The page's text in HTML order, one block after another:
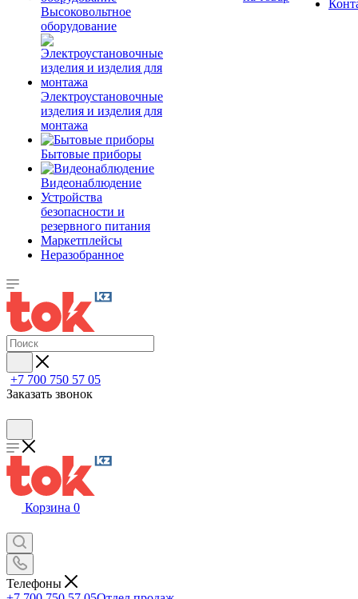
Высоковольтное
оборудование
Электроустановочные
изделия и изделия для
монтажа
Бытовые приборы
Видеонаблюдение
Устройства
безопасности и
резервного питания
Маркетплейсы
Неразобранное
+7 700 750 57 05
Заказать звонок
Корзина 0
Телефоны